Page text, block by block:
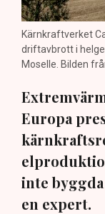
Kärnkraftverket
driftavbrott i
Moselle. Bilden
Europa
inte
en expert.